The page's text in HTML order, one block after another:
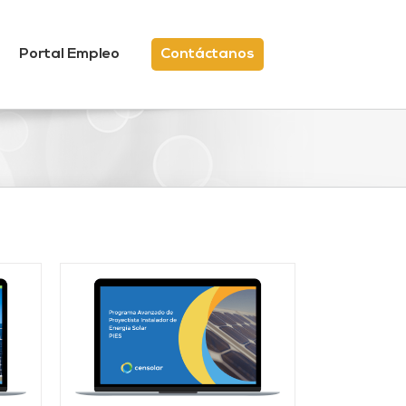
Portal Empleo Contáctanos